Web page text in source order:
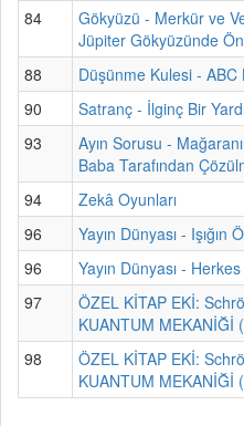
84
Gökyüzü - Merkür ve
Jüpiter Gökyüzünde
88
Düşünme Kulesi - ABC
90
Satranç - İlginç Bir
93
Ayın Sorusu -
Baba Tarafından
94
Zekâ Oyunları
96
Yayın Dünyası - Işığın
96
Yayın Dünyası -
97
ÖZEL KİTAP EKİ:
KUANTUM MEKANİĞİ
98
ÖZEL KİTAP EKİ:
KUANTUM MEKANİĞİ